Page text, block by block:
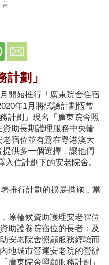
言
計劃」
開始推行「廣東院舍住宿
年1月將試驗計劃恆常
計劃」現名「廣東院舍照
助長期護理服務中央輪
宿位並有意在粵港澳大
供多一個選擇，讓他們
住計劃下的安老院舍。
推行計劃的擴展措施，當
除輪候資助護理安老宿位
助護養院宿位的長者；及
安老院舍照顧服務經驗而
地城市營運安老院的營辦
廣東院舍照顧服務計劃」